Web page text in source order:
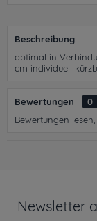
Beschreibung
optimal in
cm individuell
Bewertungen
0
Bewertungen
Newsletter